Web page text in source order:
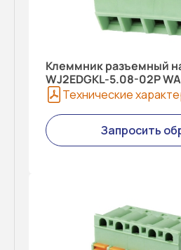
Клеммник разъемный
WJ2EDGKL-5.08-02P
Технические
Запросить